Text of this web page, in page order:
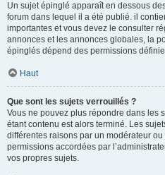
Un sujet épinglé apparaît en dessous
forum dans lequel il a été publié. il
importantes et vous devez le consulter
annonces et les annonces globales, la
épinglés dépend des permissions
Haut
Que sont les sujets verrouillés ?
Vous ne pouvez plus répondre dans les
étant contenu est alors terminé. Les
différentes raisons par un modérateur
permissions accordées par
vos propres sujets.